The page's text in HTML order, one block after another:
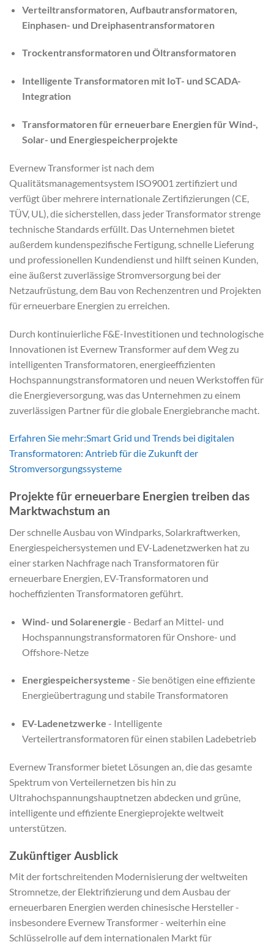
Verteiltransformatoren, Aufbautransformatoren,
Einphasen- und Dreiphasentransformatoren
Trockentransformatoren und Öltransformatoren
Intelligente Transformatoren mit IoT- und SCADA-
Integration
Transformatoren für erneuerbare Energien für Wind-,
Solar- und Energiespeicherprojekte
Evernew Transformer ist nach dem
Qualitätsmanagementsystem ISO9001 zertifiziert und
verfügt über mehrere internationale Zertifizierungen (CE,
TÜV, UL), die sicherstellen, dass jeder Transformator strenge
technische Standards erfüllt. Das Unternehmen bietet
außerdem kundenspezifische Fertigung, schnelle Lieferung
und professionellen Kundendienst und hilft seinen Kunden,
eine äußerst zuverlässige Stromversorgung bei der
Netzaufrüstung, dem Bau von Rechenzentren und Projekten
für erneuerbare Energien zu erreichen.
Durch kontinuierliche F&E-Investitionen und technologische
Innovationen ist Evernew Transformer auf dem Weg zu
intelligenten Transformatoren, energieeffizienten
Hochspannungstransformatoren und neuen Werkstoffen für
die Energieversorgung, was das Unternehmen zu einem
zuverlässigen Partner für die globale Energiebranche macht.
Erfahren Sie mehr:Smart Grid und Trends bei digitalen
Transformatoren: Antrieb für die Zukunft der
Stromversorgungssysteme
Projekte für erneuerbare Energien treiben das
Marktwachstum an
Der schnelle Ausbau von Windparks, Solarkraftwerken,
Energiespeichersystemen und EV-Ladenetzwerken hat zu
einer starken Nachfrage nach Transformatoren für
erneuerbare Energien, EV-Transformatoren und
hocheffizienten Transformatoren geführt.
Wind- und Solarenergie - Bedarf an Mittel- und
Hochspannungstransformatoren für Onshore- und
Offshore-Netze
Energiespeichersysteme - Sie benötigen eine effiziente
Energieübertragung und stabile Transformatoren
EV-Ladenetzwerke - Intelligente
Verteilertransformatoren für einen stabilen Ladebetrieb
Evernew Transformer bietet Lösungen an, die das gesamte
Spektrum von Verteilernetzen bis hin zu
Ultrahochspannungshauptnetzen abdecken und grüne,
intelligente und effiziente Energieprojekte weltweit
unterstützen.
Zukünftiger Ausblick
Mit der fortschreitenden Modernisierung der weltweiten
Stromnetze, der Elektrifizierung und dem Ausbau der
erneuerbaren Energien werden chinesische Hersteller -
insbesondere Evernew Transformer - weiterhin eine
Schlüsselrolle auf dem internationalen Markt für